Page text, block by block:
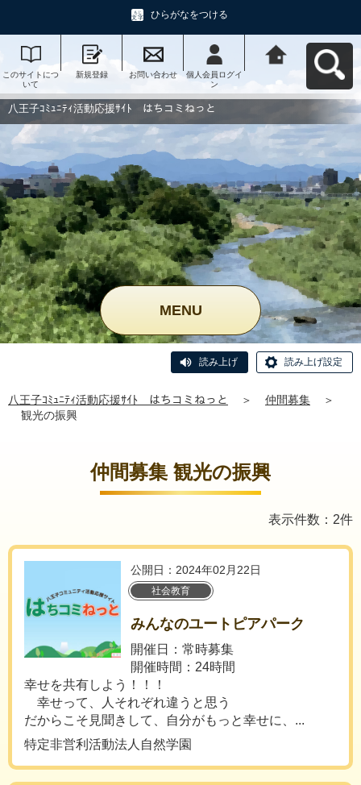
ひらがなをつける
このサイトにつ
いて
新規登録 お問い合わせ
個人会員ログイ
ン
動応援ｻｲﾄ はち
コミねっとへ戻
八王子ｺﾐｭﾆﾃｨ活動応援ｻｲﾄ はちコミねっと
MENU
読み上げ 読み上げ設定
八王子ｺﾐｭﾆﾃｨ活動応援ｻｲﾄ はちコミねっと ＞ 仲間募集
＞
観光の振興
仲間募集 観光の振興
表示件数：2件
公開日：2024年02月22日
社会教育
みんなのユートピアパーク
開催日：常時募集
開催時間：24時間
幸せを共有しよう！！！
幸せって、人それぞれ違うと思う
だからこそ見聞きして、自分がもっと幸せに、...
特定非営利活動法人自然学園